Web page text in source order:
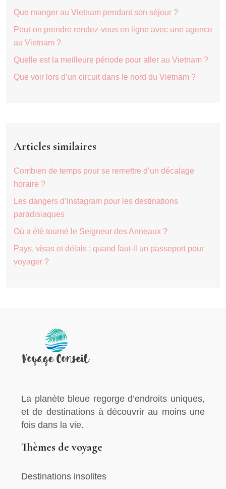
Que manger au Vietnam pendant son séjour ?
Peut-on prendre rendez-vous en ligne avec une agence
au Vietnam ?
Quelle est la meilleure période pour aller au Vietnam ?
Que voir lors d’un circuit dans le nord du Vietnam ?
Articles similaires
Combien de temps pour se remettre d’un décalage
horaire ?
Les dangers d’Instagram pour les destinations
paradisiaques
Où a été tourné le Seigneur des Anneaux ?
Pays, visas et délais : quand faut-il un passeport pour
voyager ?
La planète bleue regorge d’endroits uniques,
et de destinations à découvrir au moins une
fois dans la vie.
Thèmes de voyage
Destinations insolites